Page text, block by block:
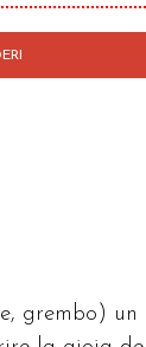
grembo) un